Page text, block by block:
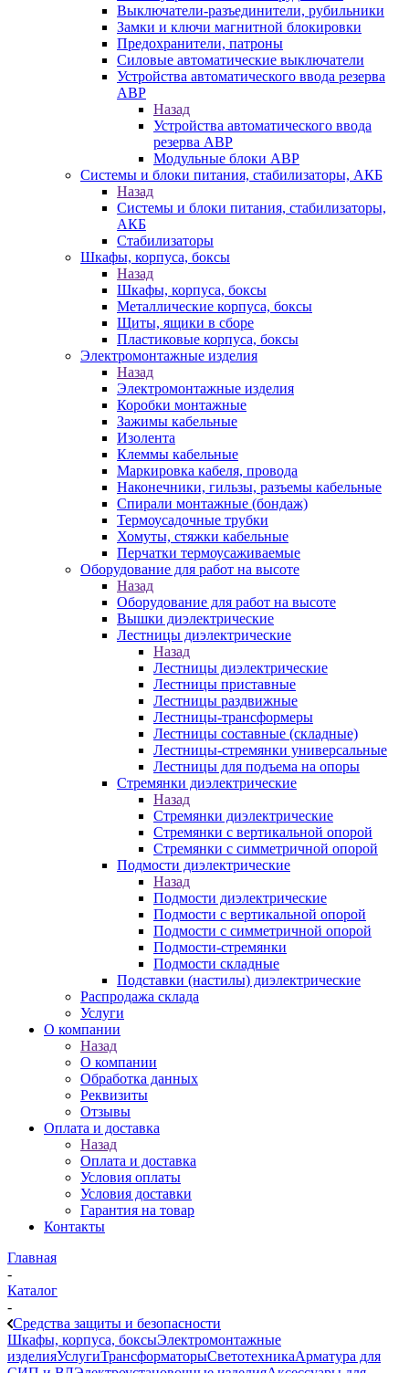
Выключатели-разъединители, рубильники
Замки и ключи магнитной блокировки
Предохранители, патроны
Силовые автоматические выключатели
Устройства автоматического ввода резерва
АВР
Назад
Устройства автоматического ввода
резерва АВР
Модульные блоки АВР
Системы и блоки питания, стабилизаторы, АКБ
Назад
Системы и блоки питания, стабилизаторы,
АКБ
Стабилизаторы
Шкафы, корпуса, боксы
Назад
Шкафы, корпуса, боксы
Металлические корпуса, боксы
Щиты, ящики в сборе
Пластиковые корпуса, боксы
Электромонтажные изделия
Назад
Электромонтажные изделия
Коробки монтажные
Зажимы кабельные
Изолента
Клеммы кабельные
Маркировка кабеля, провода
Наконечники, гильзы, разъемы кабельные
Спирали монтажные (бондаж)
Термоусадочные трубки
Хомуты, стяжки кабельные
Перчатки термоусаживаемые
Оборудование для работ на высоте
Назад
Оборудование для работ на высоте
Вышки диэлектрические
Лестницы диэлектрические
Назад
Лестницы диэлектрические
Лестницы приставные
Лестницы раздвижные
Лестницы-трансформеры
Лестницы составные (складные)
Лестницы-стремянки универсальные
Лестницы для подъема на опоры
Стремянки диэлектрические
Назад
Стремянки диэлектрические
Стремянки с вертикальной опорой
Стремянки с симметричной опорой
Подмости диэлектрические
Назад
Подмости диэлектрические
Подмости с вертикальной опорой
Подмости с симметричной опорой
Подмости-стремянки
Подмости складные
Подставки (настилы) диэлектрические
Распродажа склада
Услуги
О компании
Назад
О компании
Обработка данных
Реквизиты
Отзывы
Оплата и доставка
Назад
Оплата и доставка
Условия оплаты
Условия доставки
Гарантия на товар
Контакты
Главная
-
Каталог
-
Средства защиты и безопасности
Шкафы, корпуса, боксыЭлектромонтажные
изделияУслугиТрансформаторыСветотехникаАрматура для